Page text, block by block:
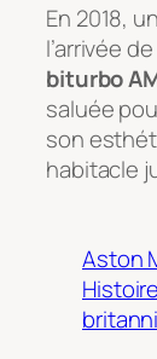
En 2018,
l’arrivée
biturbo
saluée
son
habitacle
Aston